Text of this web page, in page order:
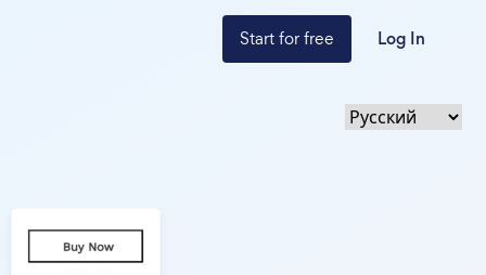
Start for free Log In